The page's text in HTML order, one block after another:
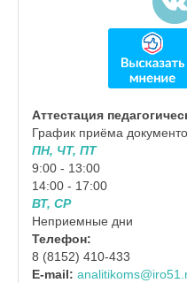
Аттестация
График приёма
ПН, ЧТ, ПТ
9:00 - 13:00
14:00 - 17:00
ВТ, СР
Неприемные дни
Телефон:
8 (8152) 410-433
E-mail: